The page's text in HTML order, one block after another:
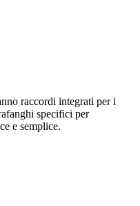
raccordi integrati per i
specifici per
e semplice.